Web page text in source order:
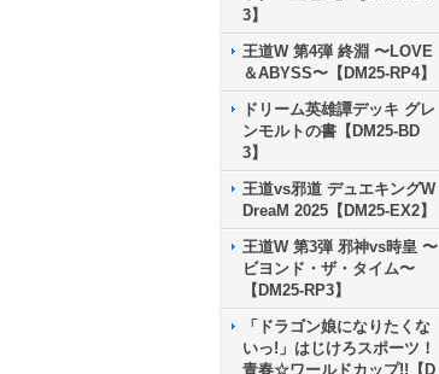
3】
王道W 第4弾 終淵 〜LOVE
＆ABYSS〜【DM25-RP4】
ドリーム英雄譚デッキ グレ
ンモルトの書【DM25-BD
3】
王道vs邪道 デュエキングW
DreaM 2025【DM25-EX2】
王道W 第3弾 邪神vs時皇 〜
ビヨンド・ザ・タイム〜
【DM25-RP3】
「ドラゴン娘になりたくな
いっ!」はじけろスポーツ！
青春☆ワールドカップ!!【D